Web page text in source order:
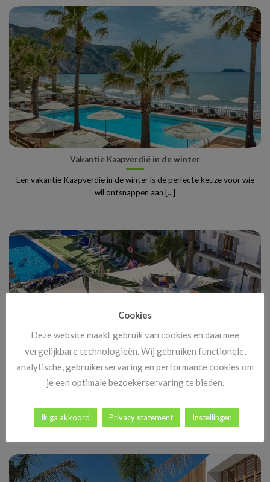
Vakantie Kaapverdië in de winter
Een vakantie Kaapverdië in de winter is de perfecte keuze voor wie
wil ontsnappen aan [...]
Vakantie naar Spanje in de winter
Terwijl Nederland en België in de koude, [...]
Cookies
Deze website maakt gebruik van cookies en daarmee
vergelijkbare technologieën. Wij gebruiken functionele,
analytische, gebruikerservaring en performance cookies om
je een optimale bezoekerservaring te bieden.
Ik ga akkoord Privacy statement Instellingen